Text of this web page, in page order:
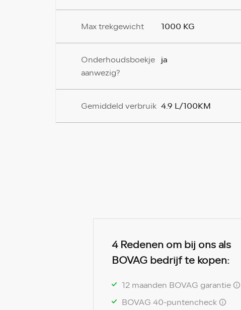
Max trekgewicht 1000 KG
Onderhoudsboekje
aanwezig?
ja
Gemiddeld verbruik 4.9 L/100KM
4 Redenen om bij ons als
BOVAG bedrijf te kopen:
12 maanden BOVAG garantie
BOVAG 40-puntencheck